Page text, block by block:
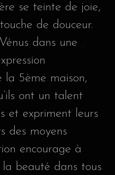
se teinte de joie,
de douceur.
dans une
la 5ème maison,
ont un talent
et expriment leurs
des moyens
encourage à
beauté dans tous